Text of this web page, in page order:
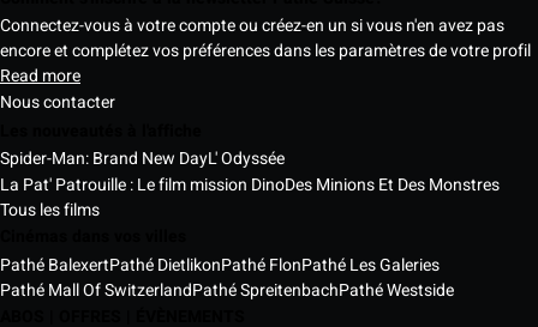
Connectez-vous à votre compte ou créez-en un si vous n'en avez pas
encore et complétez vos préférences dans les paramètres de votre profil
Read more
Nous contacter
Spider-Man: Brand New DayL' Odyssée
La Pat' Patrouille : Le film mission DinoDes Minions Et Des Monstres
Tous les films
Pathé BalexertPathé DietlikonPathé FlonPathé Les Galeries
Pathé Mall Of SwitzerlandPathé SpreitenbachPathé Westside